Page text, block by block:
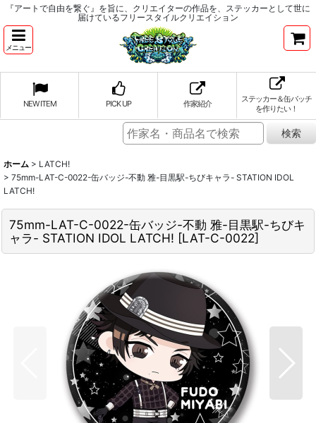
『アートで自由を繋ぐ』を旨に、クリエイターの作品を、ステッカーとして世に
届けているフリースタイルクリエイション
メニュー
NEW ITEM PICK UP 作家紹介
ステッカー＆缶バッチ
を作りたい！
ホーム > LATCH!
> 75mm-LAT-C-0022-缶バッジ-不動 雅-目黒駅-ちびキャラ- STATION IDOL
LATCH!
75mm-LAT-C-0022-缶バッジ-不動 雅-目黒駅-ちびキ
ャラ- STATION IDOL LATCH! [LAT-C-0022]